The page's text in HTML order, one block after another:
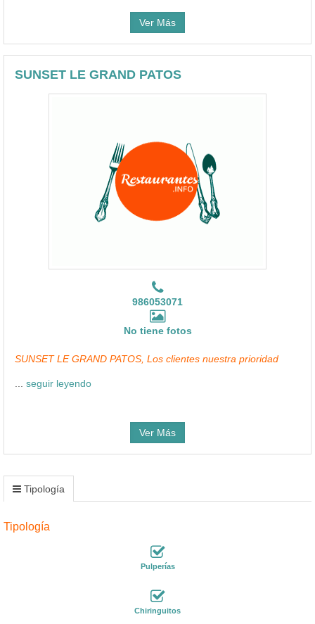
Ver Más
SUNSET LE GRAND PATOS
986053071
No tiene fotos
SUNSET LE GRAND PATOS, Los clientes nuestra prioridad
seguir leyendo
Ver Más
Tipología
Tipología
Pulperías
Chiringuitos